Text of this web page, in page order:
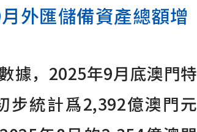
外匯儲備資產總額增
據，2025年9月底澳門特
步統計爲2,392億澳門元